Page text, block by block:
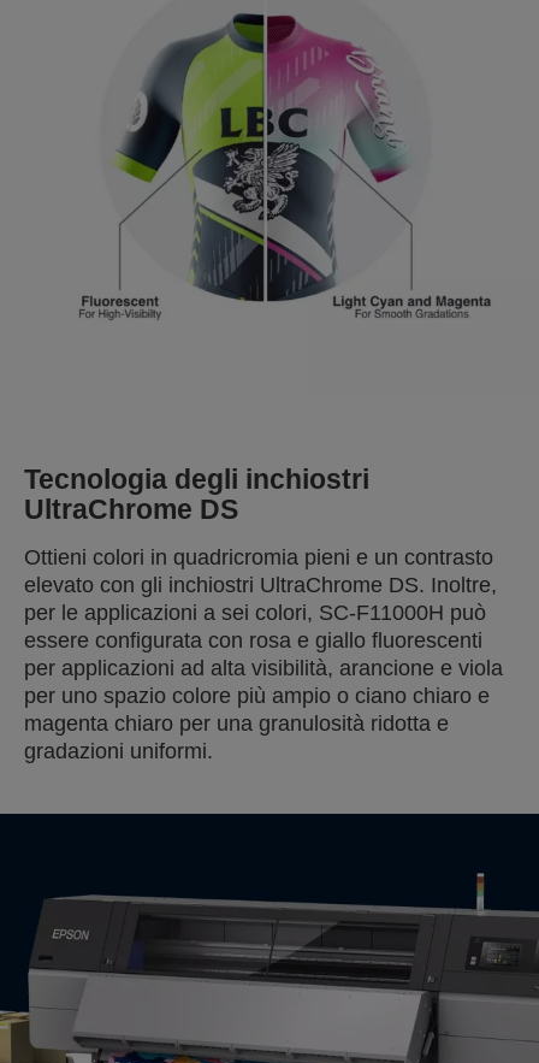
Tecnologia degli inchiostri
UltraChrome DS
Ottieni colori in quadricromia pieni e un contrasto
elevato con gli inchiostri UltraChrome DS. Inoltre,
per le applicazioni a sei colori, SC-F11000H può
essere configurata con rosa e giallo fluorescenti
per applicazioni ad alta visibilità, arancione e viola
per uno spazio colore più ampio o ciano chiaro e
magenta chiaro per una granulosità ridotta e
gradazioni uniformi.